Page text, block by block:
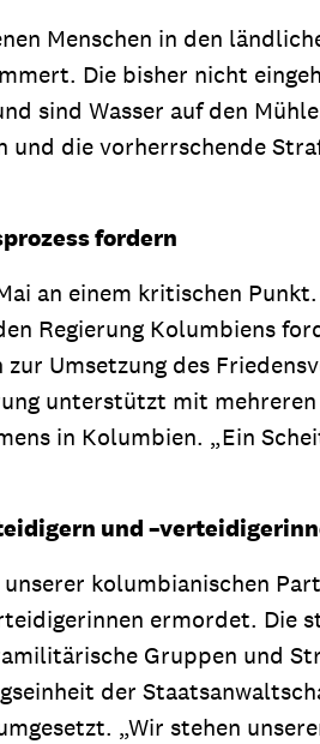
Menschen in den
Die bisher nicht
sind Wasser auf den
die vorherrschende
fordern
an einem kritischen
Regierung Kolumbiens
Umsetzung des
unterstützt mit
in Kolumbien. „Ein
und
kolumbianischen
ermordet. Die
Gruppen und
der
„Wir stehen